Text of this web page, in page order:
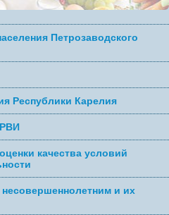
Петрозаводского
Республики Карелия
качества условий
и их